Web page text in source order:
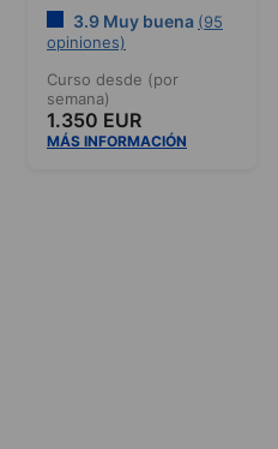
3.9 Muy buena (95
opiniones)
Curso desde (por
semana)
1.350 EUR
MÁS INFORMACIÓN